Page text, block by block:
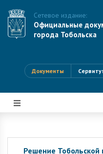
Сетевое издание:
Официальные
города Тобольска
Документы
|||
Решение